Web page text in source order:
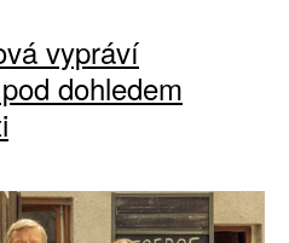
vypráví
dohledem